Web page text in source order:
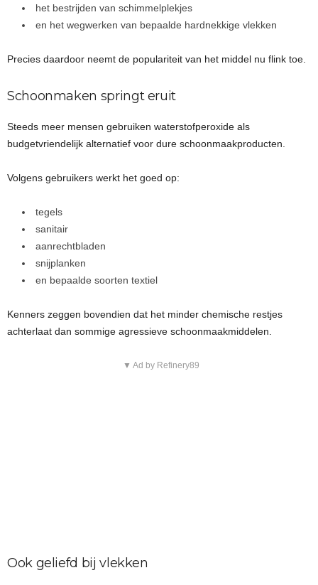
het bestrijden van schimmelplekjes
en het wegwerken van bepaalde hardnekkige vlekken
Precies daardoor neemt de populariteit van het middel nu flink toe.
Schoonmaken springt eruit
Steeds meer mensen gebruiken waterstofperoxide als
budgetvriendelijk alternatief voor dure schoonmaakproducten.
Volgens gebruikers werkt het goed op:
tegels
sanitair
aanrechtbladen
snijplanken
en bepaalde soorten textiel
Kenners zeggen bovendien dat het minder chemische restjes
achterlaat dan sommige agressieve schoonmaakmiddelen.
▼ Ad by Refinery89
Ook geliefd bij vlekken